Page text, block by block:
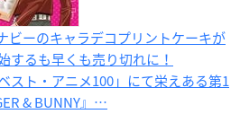
ビーのキャラデコプリントケーキが
するも早くも売り切れに！
スト・アニメ100」にて栄えある第1
& BUNNY』…